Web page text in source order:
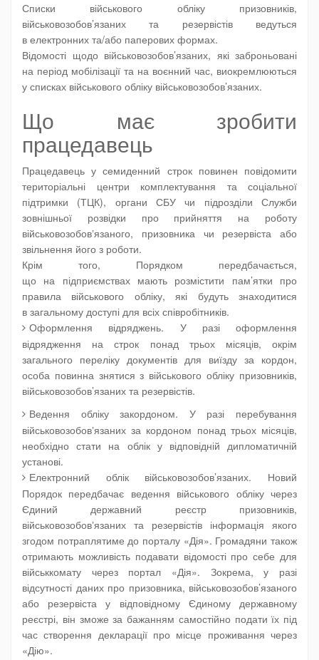
Списки військового обліку призовників,
військовозобов’язаних та резервістів ведуться
в електронних та/або паперових формах.
Відомості щодо військовозобов’язаних, які заброньовані
на період мобілізації та на воєнний час, виокремлюються
у списках військового обліку військовозобов’язаних.
Що має зробити
працедавець
Працедавець у семиденний строк повинен повідомити
територіальні центри комплектування та соціальної
підтримки (ТЦК), органи СБУ чи підрозділи Служби
зовнішньої розвідки про прийняття на роботу
військовозобовʼязаного, призовника чи резервіста або
звільнення його з роботи.
Крім того, Порядком передбачається,
що на підприємствах мають розмістити пам’ятки про
правила військового обліку, які будуть знаходитися
в загальному доступі для всіх співробітників.
Оформлення відряджень. У разі оформлення
відрядження на строк понад трьох місяців, окрім
загального переліку документів для виїзду за кордон,
особа повинна знятися з військового обліку призовників,
військовозобов’язаних та резервістів.
Ведення обліку закордоном. У разі перебування
військовозобовʼязаних за кордоном понад трьох місяців,
необхідно стати на облік у відповідній дипломатичній
установі.
Електронний облік військовозобов’язаних. Новий
Порядок передбачає ведення військового обліку через
Єдиний державний реєстр призовників,
військовозобовʼязаних та резервістів інформація якого
згодом потраплятиме до порталу «Дія». Громадяни також
отримають можливість подавати відомості про себе для
військкомату через портал «Дія». Зокрема, у разі
відсутності даних про призовника, військовозобов’язаного
або резервіста у відповідному Єдиному державному
реєстрі, він зможе за бажанням самостійно подати їх під
час створення декларації про місце проживання через
«Дію».